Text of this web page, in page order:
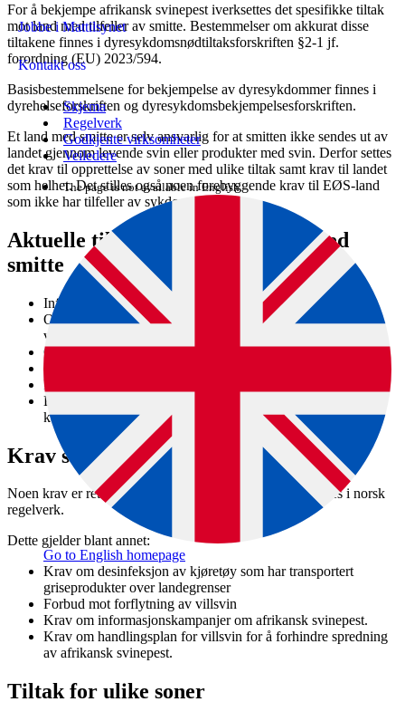
Jobbe i Mattilsynet
Kontakt oss
Skjema
Regelverk
Godkjente virksomheter
Veiledere
The page is not available in English.
Go to English homepage
For å bekjempe afrikansk svinepest iverksettes det spesifikke tiltak
mot land med tilfeller av smitte. Bestemmelser om akkurat disse
tiltakene finnes i dyresykdomsnødtiltaksforskriften §2-1 jf.
forordning (EU) 2023/594.
Basisbestemmelsene for bekjempelse av dyresykdommer finnes i
dyrehelseforskriften og dyresykdomsbekjempelsesforskriften.
Et land med smitte er selv ansvarlig for at smitten ikke sendes ut av
landet gjennom levende svin eller produkter med svin. Derfor settes
det krav til opprettelse av soner med ulike tiltak samt krav til landet
som helhet. Det stilles også noen forebyggende krav til EØS-land
som ikke har tilfeller av sykdommen.
Aktuelle tiltak for soner og land med
smitte
Informasjonskampanjer
Opprettelse av ekspertgrupper for epidemiologiske
vurderinger
Omsetningsforbud av levende svin og produkter av svin
Desinfeksjon av kjøretøy
Forbud mot fôring av villsvin
Krav om prøvetaking, nedslakting, avliving,
kadaverhåndtering, med mer
Krav som gjelder alle EØS-land
Noen krav er rettet mot alle EØS-landene og gjennomføres i norsk
regelverk.
Dette gjelder blant annet:
Krav om desinfeksjon av kjøretøy som har transportert
griseprodukter over landegrenser
Forbud mot forflytning av villsvin
Krav om informasjonskampanjer om afrikansk svinepest.
Krav om handlingsplan for villsvin for å forhindre spredning
av afrikansk svinepest.
Tiltak for ulike soner